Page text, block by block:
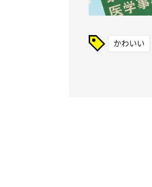
かわいい